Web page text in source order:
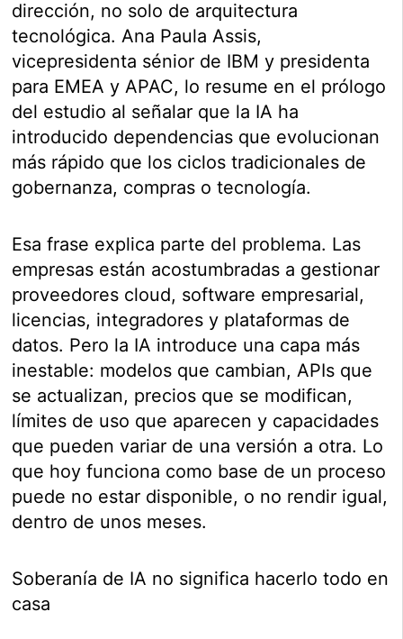
dirección, no solo de arquitectura
tecnológica. Ana Paula Assis,
vicepresidenta sénior de IBM y presidenta
para EMEA y APAC, lo resume en el prólogo
del estudio al señalar que la IA ha
introducido dependencias que evolucionan
más rápido que los ciclos tradicionales de
gobernanza, compras o tecnología.
Esa frase explica parte del problema. Las
empresas están acostumbradas a gestionar
proveedores cloud, software empresarial,
licencias, integradores y plataformas de
datos. Pero la IA introduce una capa más
inestable: modelos que cambian, APIs que
se actualizan, precios que se modifican,
límites de uso que aparecen y capacidades
que pueden variar de una versión a otra. Lo
que hoy funciona como base de un proceso
puede no estar disponible, o no rendir igual,
dentro de unos meses.
Soberanía de IA no significa hacerlo todo en
casa